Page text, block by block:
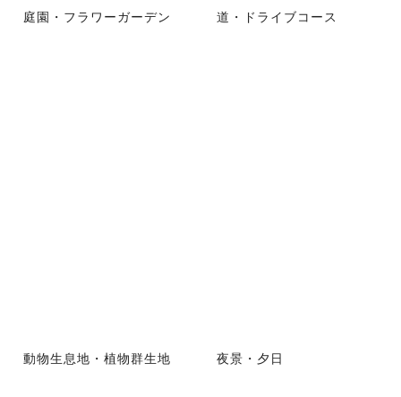
庭園・フラワーガーデン 道・ドライブコース
動物生息地・植物群生地 夜景・夕日